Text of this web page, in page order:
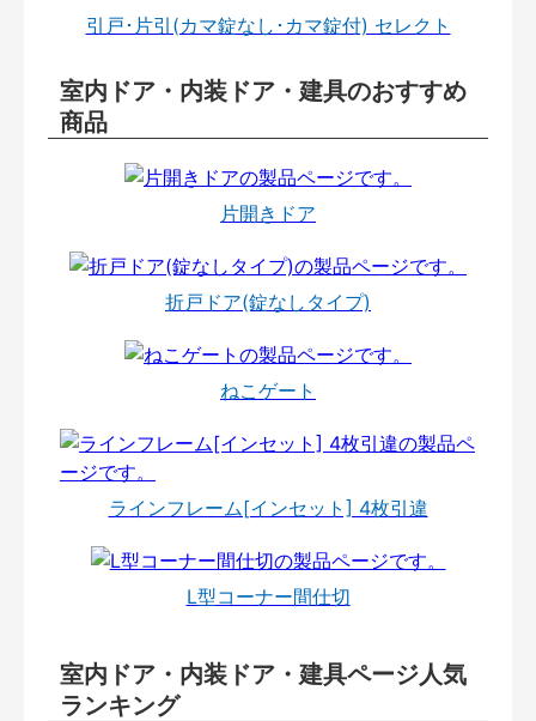
引戸･片引(カマ錠なし･カマ錠付) セレクト
室内ドア・内装ドア・建具のおすすめ
商品
片開きドア
折戸ドア(錠なしタイプ)
ねこゲート
ラインフレーム[インセット] 4枚引違
L型コーナー間仕切
室内ドア・内装ドア・建具ページ人気
ランキング